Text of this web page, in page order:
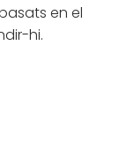
en el
hi.